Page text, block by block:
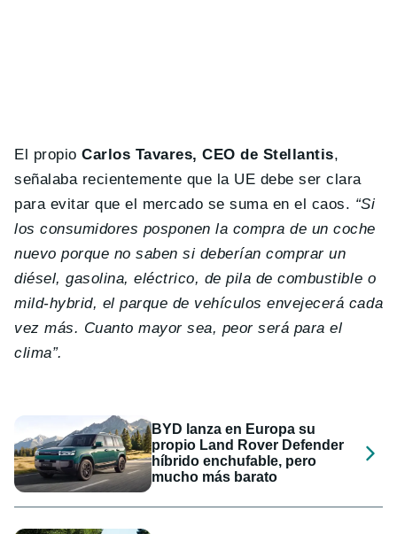
El propioCarlos Tavares, CEO de Stellantis,
señalaba recientemente que la UE debe ser clara
para evitar que el mercado se suma en el caos. “Si
los consumidores posponen la compra de un coche
nuevo porque no saben si deberían comprar un
diésel, gasolina, eléctrico, de pila de combustible o
mild-hybrid, el parque de vehículos envejecerá cada
vez más. Cuanto mayor sea, peor será para el
clima”.
BYD lanza en Europa su
propio Land Rover Defender
híbrido enchufable, pero
mucho más barato